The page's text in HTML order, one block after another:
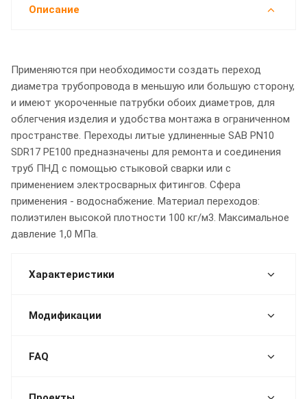
Описание
Применяются при необходимости создать переход
диаметра трубопровода в меньшую или большую сторону,
и имеют укороченные патрубки обоих диаметров, для
облегчения изделия и удобства монтажа в ограниченном
пространстве. Переходы литые удлиненные SAB PN10
SDR17 PE100 предназначены для ремонта и соединения
труб ПНД с помощью стыковой сварки или с
применением электросварных фитингов. Сфера
применения - водоснабжение. Материал переходов:
полиэтилен высокой плотности 100 кг/м3. Максимальное
давление 1,0 МПа.
Характеристики
Модификации
FAQ